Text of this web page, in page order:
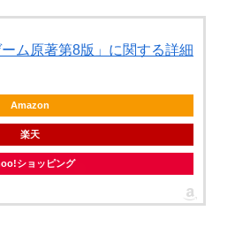
ム原著第8版」に関する詳細
Amazon
楽天
ショッピング